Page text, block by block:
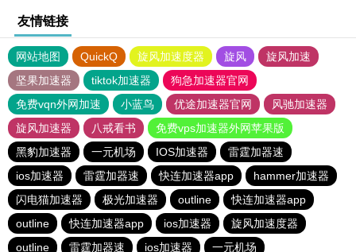
友情链接
网站地图 QuickQ 旋风加速度器 旋风
旋风加速
坚果加速器
tiktok加速器
狗急加速器官网
免费vqn外网加速
小蓝鸟 优途加速器官网
风驰加速器
旋风加速器
八戒看书
免费vps加速器外网苹果版
黑豹加速器
一元机场 IOS加速器
雷霆加器速
ios加速器
雷霆加器速 快连加速器app
hammer加速器
闪电猫加速器
极光加速器 outline
快连加速器app
outline
快连加速器app ios加速器
旋风加速度器
outline
雷霆加器速 ios加速器 一元机场